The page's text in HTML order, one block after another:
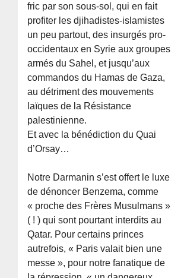
fric par son sous-sol, qui en fait
profiter les djihadistes-islamistes
un peu partout, des insurgés pro-
occidentaux en Syrie aux groupes
armés du Sahel, et jusqu’aux
commandos du Hamas de Gaza,
au détriment des mouvements
laïques de la Résistance
palestinienne.
Et avec la bénédiction du Quai
d’Orsay…
Notre Darmanin s’est offert le luxe
de dénoncer Benzema, comme
« proche des Frères Musulmans »
( ! ) qui sont pourtant interdits au
Qatar. Pour certains princes
autrefois, « Paris valait bien une
messe », pour notre fanatique de